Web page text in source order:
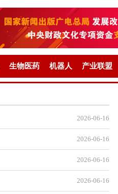
生物医药 机器人 产业联盟
2026-06-16
2026-06-16
2026-06-16
2026-06-16